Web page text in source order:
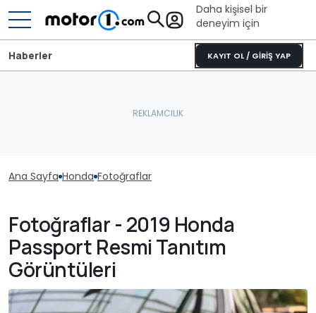
Daha kişisel bir
deneyim için
KAYIT OL / GİRİŞ YAP
Haberler
Ana Sayfa Honda Fotoğraflar
Fotoğraflar - 2019 Honda
Passport Resmi Tanıtım
Görüntüleri